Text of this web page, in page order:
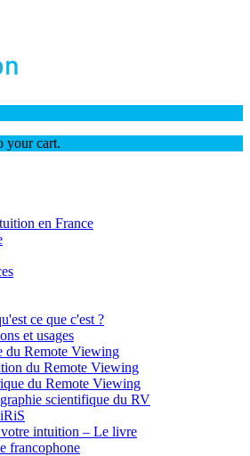
your cart.
en France
ce que c'est ?
et usages
du Remote Viewing
du Remote Viewing
du Remote Viewing
scientifique du RV
intuition – Le livre
francophone